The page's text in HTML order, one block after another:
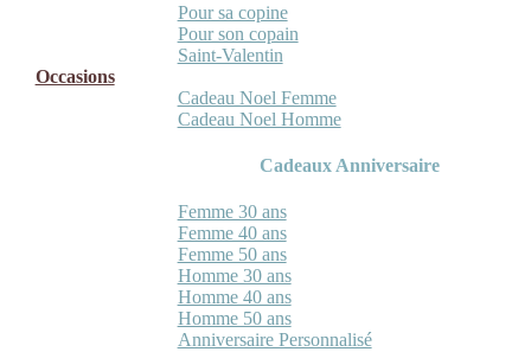
Pour sa copine
Pour son copain
Saint-Valentin
Occasions
Cadeau Noel Femme
Cadeau Noel Homme
Cadeaux Anniversaire
Femme 30 ans
Femme 40 ans
Femme 50 ans
Homme 30 ans
Homme 40 ans
Homme 50 ans
Anniversaire Personnalisé